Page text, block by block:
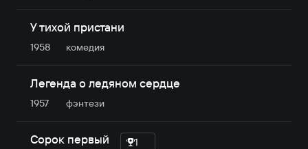
У тихой пристани
1958 комедия
Легенда о ледяном сердце
1957 фэнтези
Сорок первый
1